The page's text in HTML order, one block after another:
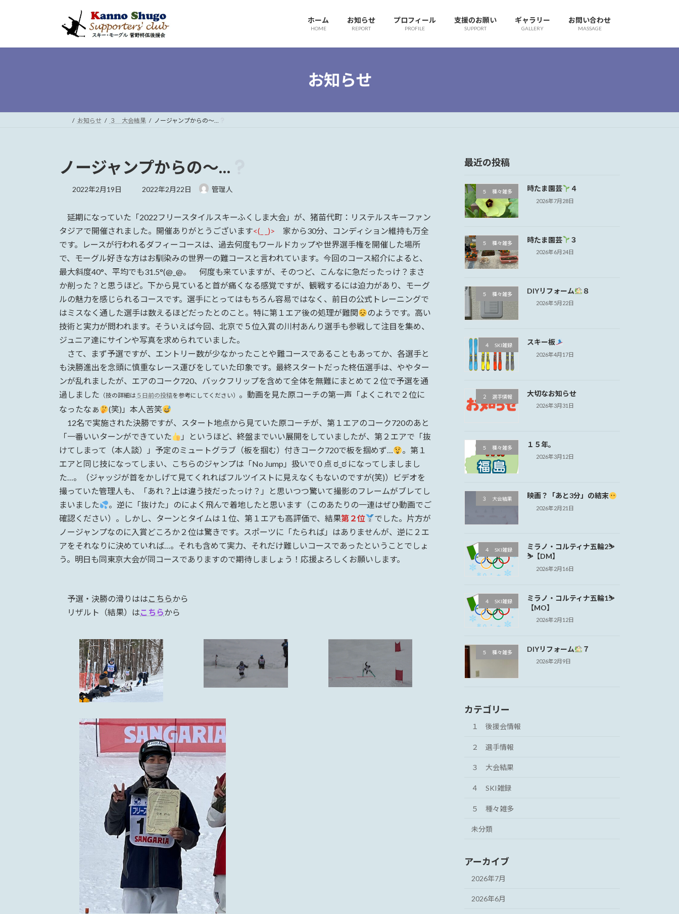
プ
動
ホーム
HOME
お知らせ
REPORT
プロフィール
PROFILE
支援のお願い
SUPPORT
ギャラリー
GALLERY
お問い合わせ
MASSAGE
お知らせ
お知らせ ３ 大会結果 ノージャンプからの～…
ノージャンプからの～…
2022年2月19日
最
新
日
:
2022年2月22日 管理人
延期になっていた「2022フリースタイルスキーふくしま大会」が、猪苗代町：リステルスキーファン
タジアで開催されました。開催ありがとうございます<(_ _)> 家から30分、コンディション維持も万全
です。レースが行われるダフィーコースは、過去何度もワールドカップや世界選手権を開催した場所
で、モーグル好きな方はお馴染みの世界一の難コースと言われています。今回のコース紹介によると、
最大斜度40°、平均でも31.5°(@_@。 何度も来ていますが、そのつど、こんなに急だったっけ？まさ
か削った？と思うほど。下から見ていると首が痛くなる感覚ですが、観戦するには迫力があり、モーグ
ルの魅力を感じられるコースです。選手にとってはもちろん容易ではなく、前日の公式トレーニングで
はミスなく通した選手は数えるほどだったとのこと。特に第１エア後の処理が難関
のようです。高い
技術と実力が問われます。そういえば今回、北京で５位入賞の川村あんり選手も参戦して注目を集め、
ジュニア達にサインや写真を求められていました。
さて、まず予選ですが、エントリー数が少なかったことや難コースであることもあってか、各選手と
も決勝進出を念頭に慎重なレース運びをしていた印象です。最終スタートだった柊伍選手は、ややター
ンが乱れましたが、エアのコーク720、バックフリップを含めて全体を無難にまとめて２位で予選を通
過しました （技の詳細は ５日前の投稿を参考にしてください） 。動画を見た原コーチの第一声「よくこれで２位に
なったなぁ
(笑)」本人苦笑
12名で実施された決勝ですが、スタート地点から見ていた原コーチが、第１エアのコーク720のあと
「一番いいターンができていた
」というほど、終盤までいい展開をしていましたが、第２エアで「抜
けてしまって（本人談）」予定のミュートグラブ（板を掴む）付きコーク720で板を掴めず…
。第１
エアと同じ技になってしまい、こちらのジャンプは「No Jump」扱いで０点 ಠ_ಠ になってしましまし
た…。（ジャッジが首をかしげて見てくれればフルツイストに見えなくもないのですが(笑)）ビデオを
撮っていた管理人も、「あれ？上は違う技だったっけ？」と思いつつ驚いて撮影のフレームがブレてし
まいました
。逆に「抜けた」のによく飛んで着地したと思います（このあたりの一連はぜひ動画でご
確認ください）。しかし、ターンとタイムは１位、第１エアも高評価で、結果第２位
でした。片方が
ノージャンプなのに入賞どころか２位は驚きです。スポーツに「たられば」はありませんが、逆に２エ
アをそれなりに決めていれば…。それも含めて実力、それだけ難しいコースであったということでしょ
う。明日も同東京大会が同コースでありますので期待しましょう！応援よろしくお願いします。
予選・決勝の滑りははこちらから
リザルト（結果）はこちらから
最近の投稿
５ 種々雑多 時たま園芸 ４
2026年7月28日
５ 種々雑多 時たま園芸 ３
2026年6月24日
５ 種々雑多 DIYリフォーム ８
2026年5月22日
４ SKI雑録 スキー板
2026年4月17日
２ 選手情報 大切なお知らせ
2026年3月31日
５ 種々雑多 １５年。
2026年3月12日
３ 大会結果 映画？「あと3分」の結末
2026年2月21日
４ SKI雑録
ミラノ・コルティナ五輪2⛷
⛷【DM】
2026年2月16日
４ SKI雑録
ミラノ・コルティナ五輪1⛷
【MO】
2026年2月12日
５ 種々雑多 DIYリフォーム ７
2026年2月9日
カテゴリー
１ 後援会情報
２ 選手情報
３ 大会結果
４ SKI雑録
５ 種々雑多
未分類
アーカイブ
2026年7月
2026年6月